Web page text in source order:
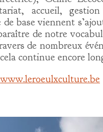
accueil,
base viennent
de notre
de nombreux
continue encore
www.leroeulxculture.be